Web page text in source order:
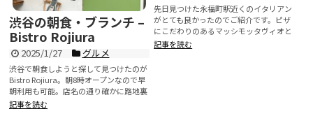
渋谷の朝食・ブランチ –
Bistro Rojiura
2025/1/27 グルメ
渋谷で朝食しようと探して見つけたのが
Bistro Rojiura。朝8時オープンなので早
朝利用も可能。店名の通り確かに路地裏
にひっそりと位...
記事を読む
先日見つけた永福町駅近くのイタリアン
がとても良かったのでご紹介です。ピザ
にこだわりのあるマッシモッタヴィオと
いうお店。駅前の大通り...
記事を読む